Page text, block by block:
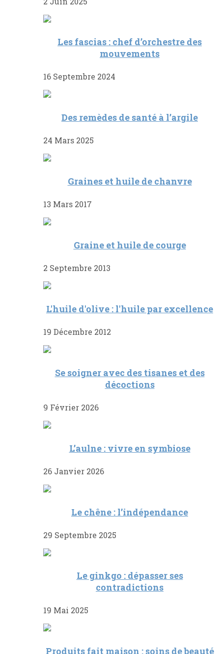
Les fascias : chef d’orchestre des
mouvements
16 Septembre 2024
Des remèdes de santé à l’argile
24 Mars 2025
Graines et huile de chanvre
13 Mars 2017
Graine et huile de courge
2 Septembre 2013
L'huile d'olive : l'huile par excellence
19 Décembre 2012
Se soigner avec des tisanes et des
décoctions
9 Février 2026
L’aulne : vivre en symbiose
26 Janvier 2026
Le chêne : l’indépendance
29 Septembre 2025
Le ginkgo : dépasser ses
contradictions
19 Mai 2025
Produits fait maison : soins de beauté